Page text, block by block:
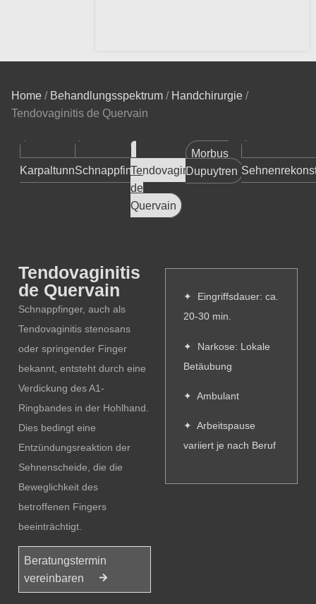
Home / Behandlungsspektrum / Handchirurgie /
Tendovaginitis de Quervain
Karpaltunnelsyndrom
SchnappfingerTendovaginitis
de
Quervain
Morbus
Dupuytren
Tendovaginitis
de Quervain
Schnappfinger, auch als
Tendovaginitis stenosans
oder springender Finger
bekannt, entsteht durch eine
Verdickung des A1-
Ringbandes in der Hohlhand.
Dies bedingt eine
Entzündungsreaktion der
Sehnenscheide, die die
Beweglichkeit des
betroffenen Fingers
beeinträchtigt.
Beratungstermin
vereinbaren
✦ Eingriffsdauer: ca.
20-30 min.
✦ Narkose: Lokale
Betäubung
✦ Ambulant
✦ Arbeitspause
variiert je nach Beruf